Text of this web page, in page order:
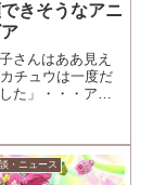
きそうなアニ
さんはああ見え
チュウは一度だ
た」・・・アニ
・ニュース